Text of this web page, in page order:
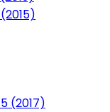
(2017)